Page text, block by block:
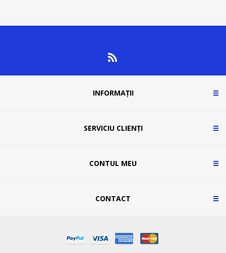
INFORMAȚII
SERVICIU CLIENȚI
CONTUL MEU
CONTACT